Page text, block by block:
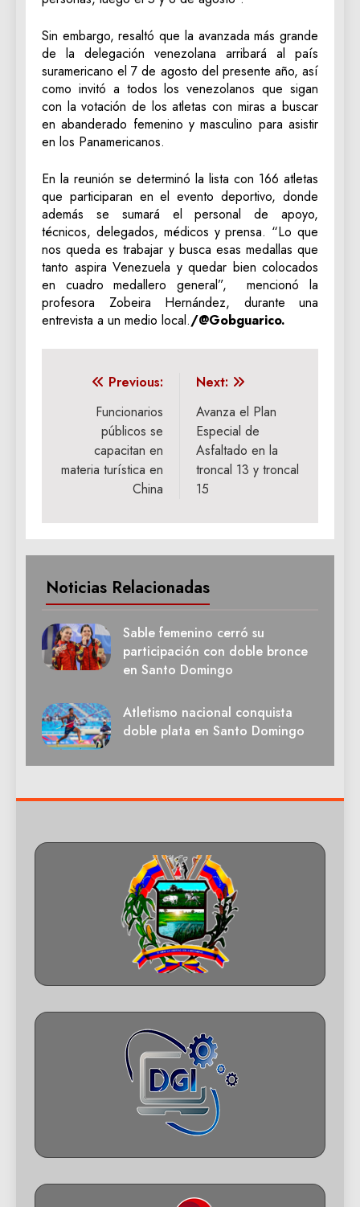
Sin embargo, resaltó que la avanzada más grande
de la delegación venezolana arribará al país
suramericano el 7 de agosto del presente año, así
como invitó a todos los venezolanos que sigan
con la votación de los atletas con miras a buscar
en abanderado femenino y masculino para asistir
en los Panamericanos.
En la reunión se determinó la lista con 166 atletas
que participaran en el evento deportivo, donde
además se sumará el personal de apoyo,
técnicos, delegados, médicos y prensa. “Lo que
nos queda es trabajar y busca esas medallas que
tanto aspira Venezuela y quedar bien colocados
en cuadro medallero general”, mencionó la
profesora Zobeira Hernández, durante una
entrevista a un medio local./@Gobguarico.
Navegación
entradas
Previous:
Funcionarios
públicos se
capacitan en
materia turística en
China
Next:
Avanza el Plan
Especial de
Asfaltado en la
troncal 13 y troncal
15
Noticias Relacionadas
Sable femenino cerró su
participación con doble bronce
en Santo Domingo
Atletismo nacional conquista
doble plata en Santo Domingo